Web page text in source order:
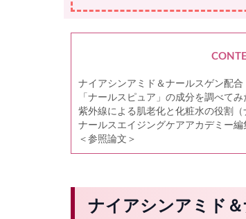
ナイアシンアミド＆ナールスゲン配
「ナールスピュア」の成分を調べてみ
紫外線による肌老化と化粧水の役割
ナールスエイジングケアアカデミー編
＜参照論文＞
ナイアシンアミド